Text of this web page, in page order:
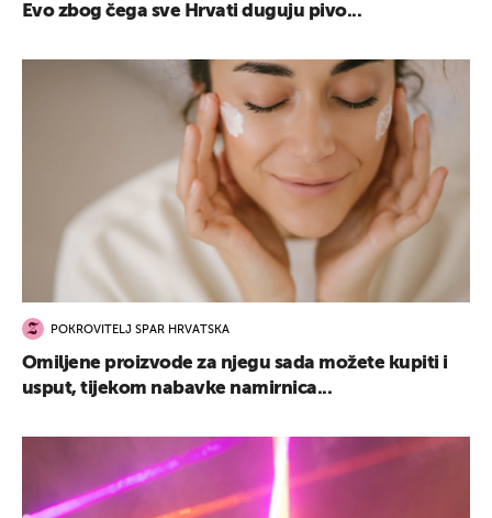
Evo zbog čega sve Hrvati duguju pivo...
POKROVITELJ SPAR HRVATSKA
Omiljene proizvode za njegu sada možete kupiti i
usput, tijekom nabavke namirnica...